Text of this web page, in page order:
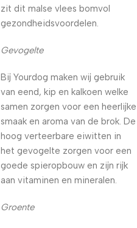
zit dit malse vlees bomvol
gezondheidsvoordelen.
Gevogelte
Bij Yourdog maken wij gebruik
van eend, kip en kalkoen welke
samen zorgen voor een heerlijke
smaak en aroma van de brok. De
hoog verteerbare eiwitten in
het gevogelte zorgen voor een
goede spieropbouw en zijn rijk
aan vitaminen en mineralen.
Groente